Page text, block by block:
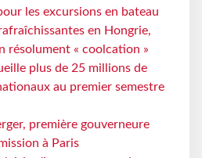
les excursions en bateau
en Hongrie,
résolument « coolcation »
plus de 25 millions de
au premier semestre
première gouverneure
à Paris